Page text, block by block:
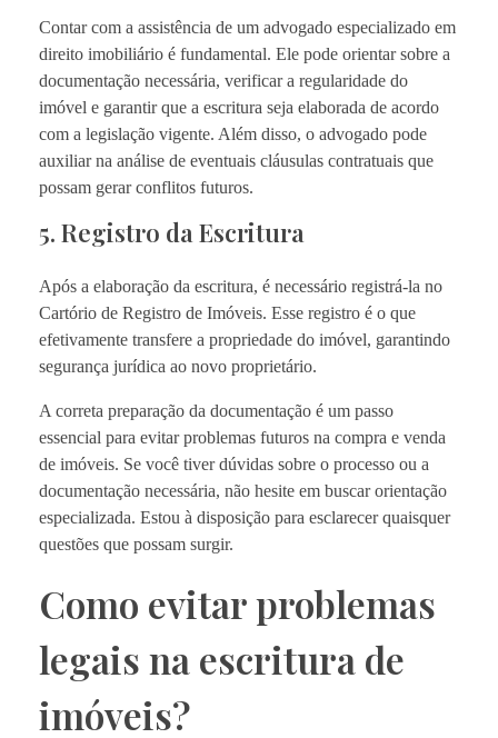
Contar com a assistência de um advogado especializado em
direito imobiliário é fundamental. Ele pode orientar sobre a
documentação necessária, verificar a regularidade do
imóvel e garantir que a escritura seja elaborada de acordo
com a legislação vigente. Além disso, o advogado pode
auxiliar na análise de eventuais cláusulas contratuais que
possam gerar conflitos futuros.
5. Registro da Escritura
Após a elaboração da escritura, é necessário registrá-la no
Cartório de Registro de Imóveis. Esse registro é o que
efetivamente transfere a propriedade do imóvel, garantindo
segurança jurídica ao novo proprietário.
A correta preparação da documentação é um passo
essencial para evitar problemas futuros na compra e venda
de imóveis. Se você tiver dúvidas sobre o processo ou a
documentação necessária, não hesite em buscar orientação
especializada. Estou à disposição para esclarecer quaisquer
questões que possam surgir.
Como evitar problemas
legais na escritura de
imóveis?